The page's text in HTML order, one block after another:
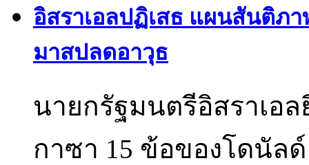
อิสราเอลปฏิเสธ แผนสันติภ
มาสปลดอาวุธ
นายกรัฐมนตรีอิสราเอ
กาซา 15 ข้อของโดนัล